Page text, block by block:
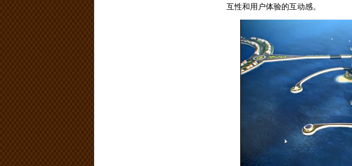
互性和用户体验的互动感。